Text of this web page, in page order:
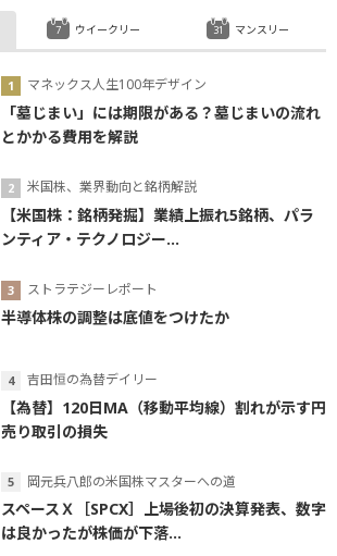
マネックス人生100年デザイン
「墓じまい」には期限がある？墓じまいの流れ
とかかる費用を解説
米国株、業界動向と銘柄解説
【米国株：銘柄発掘】業績上振れ5銘柄、パラ
ンティア・テクノロジー...
ストラテジーレポート
半導体株の調整は底値をつけたか
吉田恒の為替デイリー
【為替】120日MA（移動平均線）割れが示す円
売り取引の損失
岡元兵八郎の米国株マスターへの道
スペースＸ［SPCX］上場後初の決算発表、数字
は良かったが株価が下落...
ウイークリー マンスリー